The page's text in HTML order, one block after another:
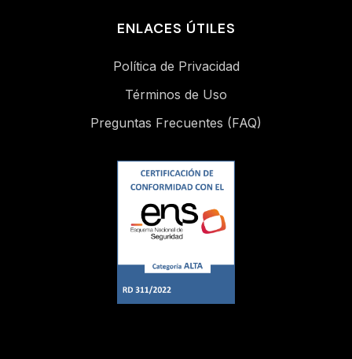
ENLACES ÚTILES
Política de Privacidad
Términos de Uso
Preguntas Frecuentes (FAQ)